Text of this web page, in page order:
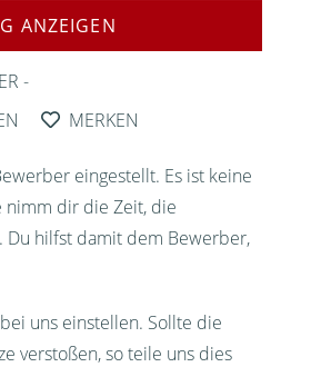
ANZEIGEN
MERKEN
eingestellt. Es ist keine
nimm dir die Zeit, die
. Du hilfst damit dem Bewerber,
uns einstellen. Sollte die
verstoßen, so teile uns dies